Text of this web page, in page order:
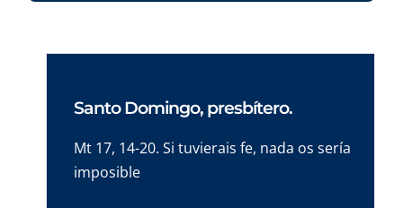
Santo Domingo, presbítero.
Mt 17, 14-20. Si tuvierais fe, nada os sería
imposible